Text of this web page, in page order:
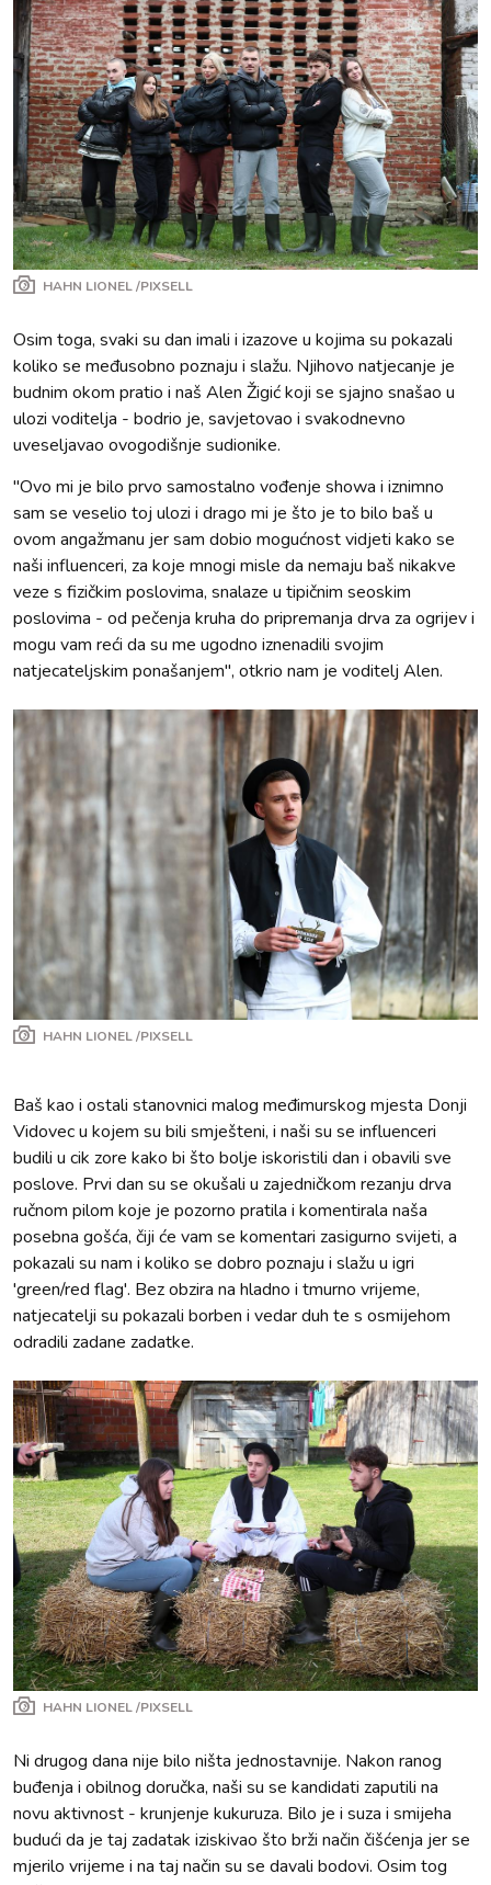
HAHN LIONEL /PIXSELL
Osim toga, svaki su dan imali i izazove u kojima su pokazali
koliko se međusobno poznaju i slažu. Njihovo natjecanje je
budnim okom pratio i naš Alen Žigić koji se sjajno snašao u
ulozi voditelja - bodrio je, savjetovao i svakodnevno
uveseljavao ovogodišnje sudionike.
"Ovo mi je bilo prvo samostalno vođenje showa i iznimno
sam se veselio toj ulozi i drago mi je što je to bilo baš u
ovom angažmanu jer sam dobio mogućnost vidjeti kako se
naši influenceri, za koje mnogi misle da nemaju baš nikakve
veze s fizičkim poslovima, snalaze u tipičnim seoskim
poslovima - od pečenja kruha do pripremanja drva za ogrijev i
mogu vam reći da su me ugodno iznenadili svojim
natjecateljskim ponašanjem", otkrio nam je voditelj Alen.
HAHN LIONEL /PIXSELL
Baš kao i ostali stanovnici malog međimurskog mjesta Donji
Vidovec u kojem su bili smješteni, i naši su se influenceri
budili u cik zore kako bi što bolje iskoristili dan i obavili sve
poslove. Prvi dan su se okušali u zajedničkom rezanju drva
ručnom pilom koje je pozorno pratila i komentirala naša
posebna gošća, čiji će vam se komentari zasigurno svijeti, a
pokazali su nam i koliko se dobro poznaju i slažu u igri
'green/red flag'. Bez obzira na hladno i tmurno vrijeme,
natjecatelji su pokazali borben i vedar duh te s osmijehom
odradili zadane zadatke.
HAHN LIONEL /PIXSELL
Ni drugog dana nije bilo ništa jednostavnije. Nakon ranog
buđenja i obilnog doručka, naši su se kandidati zaputili na
novu aktivnost - krunjenje kukuruza. Bilo je i suza i smijeha
budući da je taj zadatak iziskivao što brži način čišćenja jer se
mjerilo vrijeme i na taj način su se davali bodovi. Osim tog